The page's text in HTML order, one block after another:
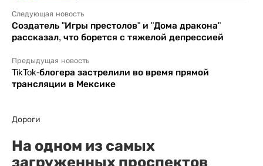
Следующая новость
Создатель "Игры престолов" и "Дома дракона"
рассказал, что борется с тяжелой депрессией
Предыдущая новость
TikTok-блогера застрелили во время прямой
трансляции в Мексике
Дороги
На одном из самых
загруженных проспектов